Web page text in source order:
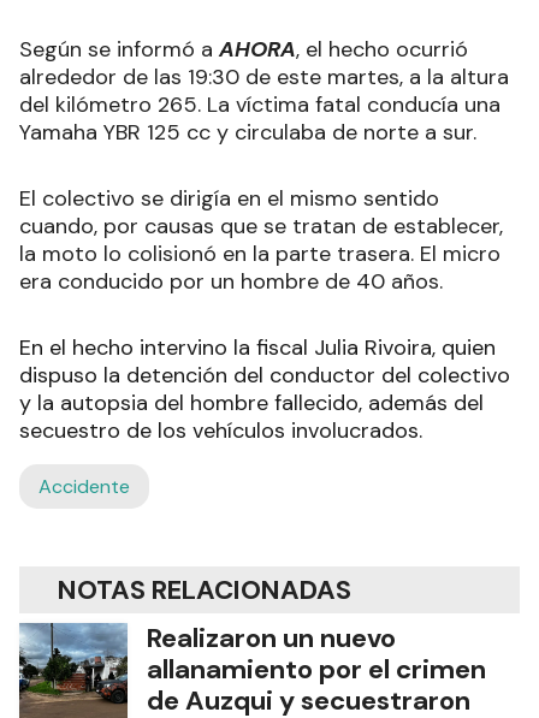
Según se informó aAHORA, el hecho ocurrió
alrededor de las 19:30 de este martes, a la altura
del kilómetro 265. La víctima fatal conducía una
Yamaha YBR 125 cc y circulaba de norte a sur.
El colectivo se dirigía en el mismo sentido
cuando, por causas que se tratan de establecer,
la moto lo colisionó en la parte trasera. El micro
era conducido por un hombre de 40 años.
En el hecho intervino la fiscal Julia Rivoira, quien
dispuso la detención del conductor del colectivo
y la autopsia del hombre fallecido, además del
secuestro de los vehículos involucrados.
Accidente
NOTAS RELACIONADAS
Realizaron un nuevo
allanamiento por el crimen
de Auzqui y secuestraron